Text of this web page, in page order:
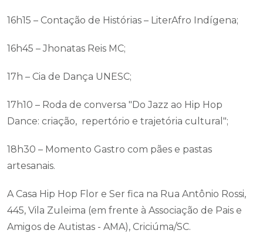
16h15 – Contação de Histórias – LiterAfro Indígena;
16h45 – Jhonatas Reis MC;
17h – Cia de Dança UNESC;
17h10 – Roda de conversa "Do Jazz ao Hip Hop
Dance: criação, repertório e trajetória cultural";
18h30 – Momento Gastro com pães e pastas
artesanais.
A Casa Hip Hop Flor e Ser fica na Rua Antônio Rossi,
445, Vila Zuleima (em frente à Associação de Pais e
Amigos de Autistas - AMA), Criciúma/SC.